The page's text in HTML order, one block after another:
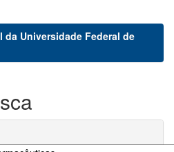
Universidade Federal de